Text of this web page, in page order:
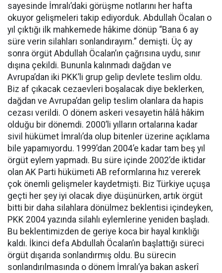
sayesinde İmralı’daki görüşme notlarını her hafta
okuyor gelişmeleri takip ediyorduk. Abdullah Öcalan o
yıl çıktığı ilk mahkemede hâkime dönüp “Bana 6 ay
süre verin silahları sonlandırayım.” demişti. Üç ay
sonra örgüt Abdullah Öcalan’ın çağrısına uydu, sınır
dışına çekildi. Bununla kalınmadı dağdan ve
Avrupa’dan iki PKK’li grup gelip devlete teslim oldu.
Biz af çıkacak cezaevleri boşalacak diye beklerken,
dağdan ve Avrupa’dan gelip teslim olanlara da hapis
cezası verildi. O dönem askeri vesayetin hâlâ hâkim
olduğu bir dönemdi. 2000’li yılların ortalarına kadar
sivil hükümet İmralı’da olup bitenler üzerine açıklama
bile yapamıyordu. 1999’dan 2004’e kadar tam beş yıl
örgüt eylem yapmadı. Bu süre içinde 2002’de iktidar
olan AK Parti hükümeti AB reformlarına hız vererek
çok önemli gelişmeler kaydetmişti. Biz Türkiye uçuşa
geçti her şey iyi olacak diye düşünürken, artık örgüt
bitti bir daha silahlara dönülmez beklentisi içindeyken,
PKK 2004 yazında silahlı eylemlerine yeniden başladı.
Bu beklentimizden de geriye koca bir hayal kırıklığı
kaldı. İkinci defa Abdullah Öcalan’ın başlattığı süreci
örgüt dışarıda sonlandırmış oldu. Bu sürecin
sonlandırılmasında o dönem İmralı’ya bakan askerî